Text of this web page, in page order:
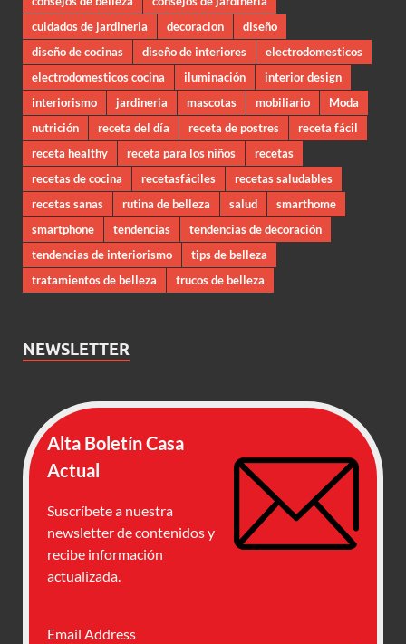
cuidados de jardineria
decoracion
diseño
diseño de cocinas
diseño de interiores
electrodomesticos
electrodomesticos cocina
iluminación
interior design
interiorismo
jardineria mascotas mobiliario
Moda
nutrición
receta del día receta de postres
receta fácil
receta healthy
receta para los niños
recetas
recetas de cocina
recetasfáciles
recetas saludables
recetas sanas
rutina de belleza salud
smarthome
smartphone
tendencias
tendencias de decoración
tendencias de interiorismo
tips de belleza
tratamientos de belleza
trucos de belleza
NEWSLETTER
Alta Boletín Casa
Actual
Suscríbete a nuestra
newsletter de contenidos y
recibe información
actualizada.
Email Address